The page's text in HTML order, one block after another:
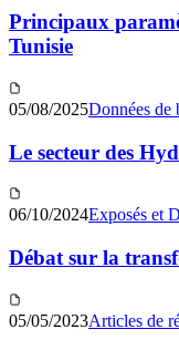
Principaux
Tunisie
05/08/2025Données de
Le secteur des
06/10/2024Exposés et
Débat sur la
05/05/2023Articles de